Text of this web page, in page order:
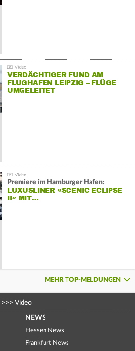
VERDÄCHTIGER FUND AM
FLUGHAFEN LEIPZIG – FLÜGE
UMGELEITET
Premiere im Hamburger Hafen:
LUXUSLINER «SCENIC ECLIPSE
II» MIT…
MEHR TOP-MELDUNGEN
>>> Video
NEWS
Hessen News
Frankfurt News